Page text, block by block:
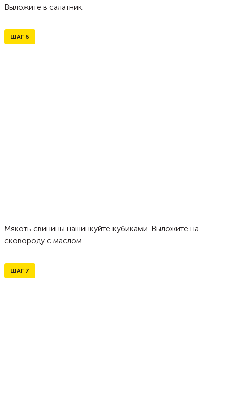
Выложите в салатник.
ШАГ 6
Мякоть свинины нашинкуйте кубиками. Выложите на
сковороду с маслом.
ШАГ 7